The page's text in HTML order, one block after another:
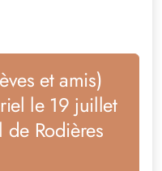
et amis)
le 19 juillet
Rodières